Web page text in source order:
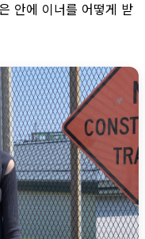
안에 이너를 어떻게 받